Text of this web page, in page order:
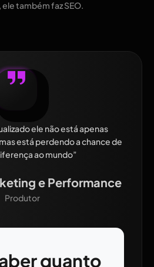
também faz SEO.
ele não está apenas
está perdendo a chance de
ao mundo”
e Performance
Produtor
quanto